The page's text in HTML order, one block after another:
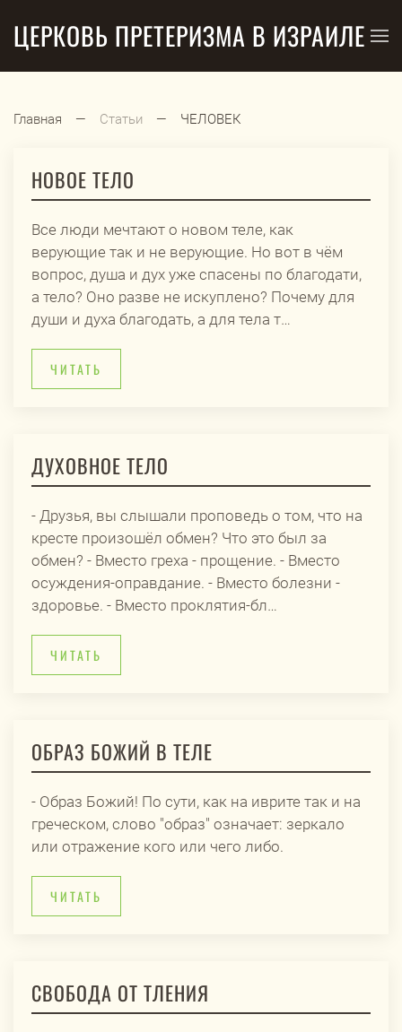
Перейти к содержимому
ЦЕРКОВЬ ПРЕТЕРИЗМА В ИЗРАИЛЕ
Главная Статьи ЧЕЛОВЕК
НОВОЕ ТЕЛО
Все люди мечтают о новом теле, как
верующие так и не верующие. Но вот в чём
вопрос, душа и дух уже спасены по благодати,
а тело? Оно разве не искуплено? Почему для
души и духа благодать, а для тела т…
ЧИТАТЬ
ДУХОВНОЕ ТЕЛО
- Друзья, вы слышали проповедь о том, что на
кресте произошёл обмен? Что это был за
обмен? - Вместо греха - прощение. - Вместо
осуждения-оправдание. - Вместо болезни -
здоровье. - Вместо проклятия-бл…
ЧИТАТЬ
ОБРАЗ БОЖИЙ В ТЕЛЕ
- Образ Божий! По сути, как на иврите так и на
греческом, слово "образ" означает: зеркало
или отражение кого или чего либо.
ЧИТАТЬ
СВОБОДА ОТ ТЛЕНИЯ